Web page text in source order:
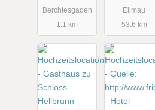
Berchtesgaden
1.1 km
Ellmau
53.6 km